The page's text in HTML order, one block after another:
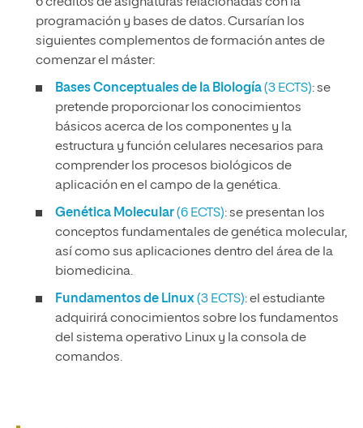
programación y bases de datos. Cursarían los
siguientes complementos de formación antes de
comenzar el máster:
Bases Conceptuales de la Biología(3 ECTS): se
pretende proporcionar los conocimientos
básicos acerca de los componentes y la
estructura y función celulares necesarios para
comprender los procesos biológicos de
aplicación en el campo de la genética.
Genética Molecular(6 ECTS): se presentan los
conceptos fundamentales de genética molecular,
así como sus aplicaciones dentro del área de la
biomedicina.
Fundamentos de Linux(3 ECTS): el estudiante
adquirirá conocimientos sobre los fundamentos
del sistema operativo Linux y la consola de
comandos.